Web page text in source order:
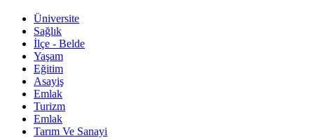
Üniversite
Sağlık
İlçe - Belde
Yaşam
Eğitim
Asayiş
Emlak
Turizm
Emlak
Tarım Ve Sanayi